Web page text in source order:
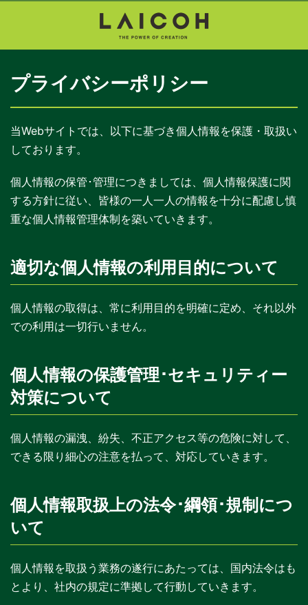
プライバシーポリシー
当Webサイトでは、以下に基づき個人情報を保護・取扱い
しております。
個人情報の保管･管理につきましては、個人情報保護に関
する方針に従い、皆様の一人一人の情報を十分に配慮し慎
重な個人情報管理体制を築いていきます。
適切な個人情報の利用目的について
個人情報の取得は、常に利用目的を明確に定め、それ以外
での利用は一切行いません。
個人情報の保護管理･セキュリティー
対策について
個人情報の漏洩、紛失、不正アクセス等の危険に対して、
できる限り細心の注意を払って、対応していきます。
個人情報取扱上の法令･綱領･規制につ
いて
個人情報を取扱う業務の遂行にあたっては、国内法令はも
とより、社内の規定に準拠して行動していきます。